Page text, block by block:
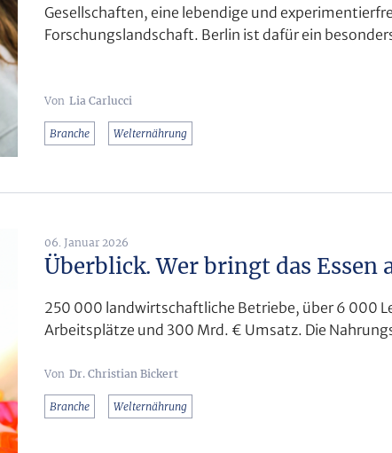
Gesellschaften, eine lebendige und
Forschungslandschaft. Berlin ist dafür ein
Lia Carlucci
Branche Welternährung
06. Januar 2026
Überblick. Wer bringt das Essen
250 000 landwirtschaftliche Betriebe, über 6 000
Arbeitsplätze und 300 Mrd. € Umsatz. Die
Dr. Christian Bickert
Branche Welternährung